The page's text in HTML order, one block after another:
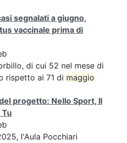
segnalati a giugno,
vaccinale prima di
di cui 52 nel mese di
rispetto ai 71 di maggio
progetto: Nello Sport, Il
l'Aula Pocchiari